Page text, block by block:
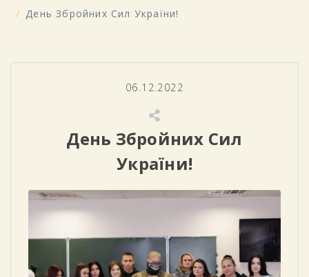
День Збройних Сил України!
06.12.2022
День Збройних Сил
України!